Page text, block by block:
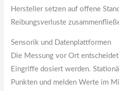
Hersteller setzen auf offene
Reibungsverluste
Sensorik und Datenplattformen
Die Messung vor Ort
Eingriffe dosiert werden.
Punkten und melden Werte im